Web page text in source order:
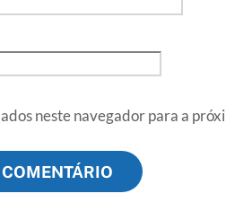
neste navegador para a